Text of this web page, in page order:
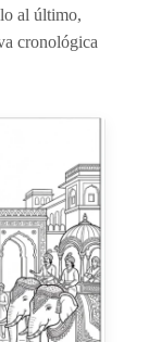
al último,
cronológica